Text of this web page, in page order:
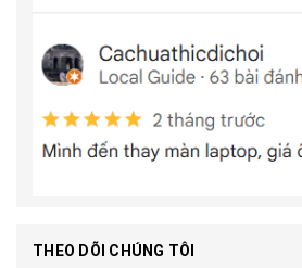
THEO DÕI CHÚNG TÔI